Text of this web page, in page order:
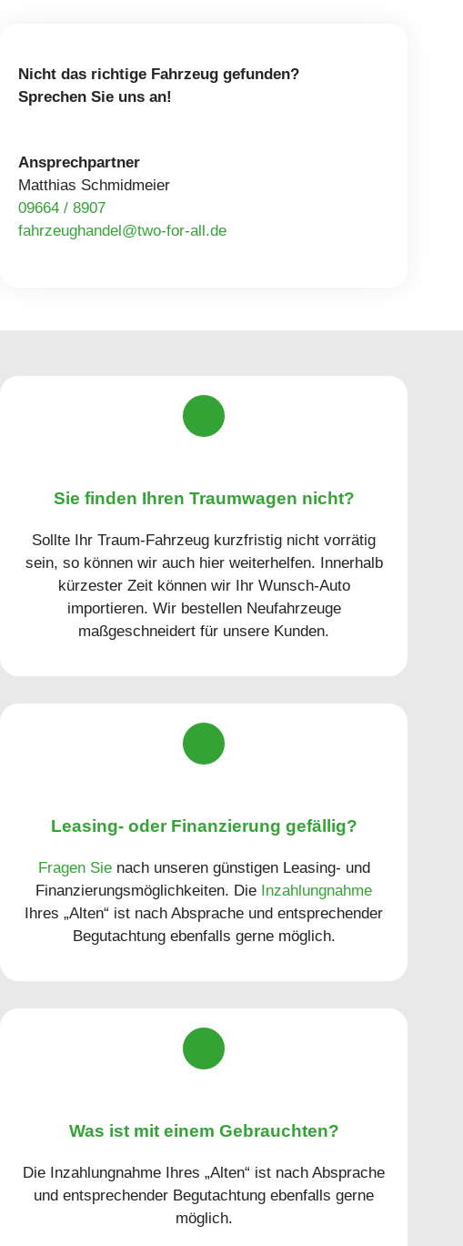
Nicht das richtige Fahrzeug gefunden?
Sprechen Sie uns an!
Ansprechpartner
Matthias Schmidmeier
09664 / 8907
fahrzeughandel@two-for-all.de
Sie finden Ihren Traumwagen nicht?
Sollte Ihr Traum-Fahrzeug kurzfristig nicht vorrätig
sein, so können wir auch hier weiterhelfen. Innerhalb
kürzester Zeit können wir Ihr Wunsch-Auto
importieren. Wir bestellen Neufahrzeuge
maßgeschneidert für unsere Kunden.
Leasing- oder Finanzierung gefällig?
Fragen Sienach unseren günstigen Leasing- und
Finan­zierungs­möglichkeiten. Die Inzahlungnahme
Ihres „Alten“ ist nach Ab­sprache und ent­sprechender
Be­gut­achtung eben­falls gerne möglich.
Was ist mit einem Gebrauchten?
Die Inzahlungnahme Ihres „Alten“ ist nach Absprache
und entsprechender Begutachtung ebenfalls gerne
möglich.